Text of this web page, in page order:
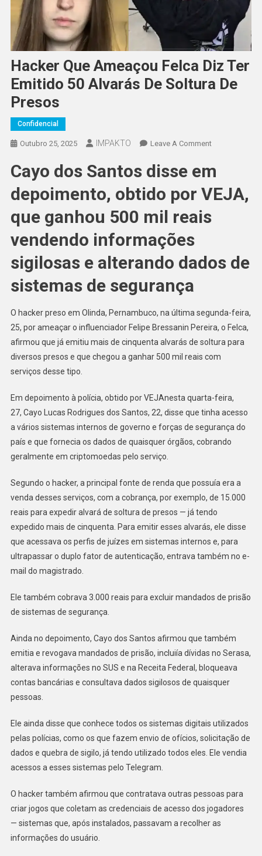
Hacker Que Ameaçou Felca Diz Ter
Emitido 50 Alvarás De Soltura De
Presos
Confidencial
Outubro 25, 2025 IMPAKTO Leave A CommentOn
Que
Felca
Ter
Alvarás
Presos
Cayo dos Santos disse em
depoimento, obtido por VEJA,
que ganhou 500 mil reais
vendendo informações
sigilosas e alterando dados de
sistemas de segurança
O hacker preso em Olinda, Pernambuco, na última segunda-feira,
25, por ameaçar o influenciador Felipe Bressanin Pereira, o Felca,
afirmou que já emitiu mais de cinquenta alvarás de soltura para
diversos presos e que chegou a ganhar 500 mil reais com
serviços desse tipo.
Em depoimento à polícia, obtido por VEJAnesta quarta-feira,
27, Cayo Lucas Rodrigues dos Santos, 22, disse que tinha acesso
a vários sistemas internos de governo e forças de segurança do
país e que fornecia os dados de quaisquer órgãos, cobrando
geralmente em criptomoedas pelo serviço.
Segundo o hacker, a principal fonte de renda que possuía era a
venda desses serviços, com a cobrança, por exemplo, de 15.000
reais para expedir alvará de soltura de presos — já tendo
expedido mais de cinquenta. Para emitir esses alvarás, ele disse
que acessava os perfis de juízes em sistemas internos e, para
ultrapassar o duplo fator de autenticação, entrava também no e-
mail do magistrado.
Ele também cobrava 3.000 reais para excluir mandados de prisão
de sistemas de segurança.
Ainda no depoimento, Cayo dos Santos afirmou que também
emitia e revogava mandados de prisão, incluiía dívidas no Serasa,
alterava informações no SUS e na Receita Federal, bloqueava
contas bancárias e consultava dados sigilosos de quaisquer
pessoas.
Ele ainda disse que conhece todos os sistemas digitais utilizados
pelas polícias, como os que fazem envio de ofícios, solicitação de
dados e quebra de sigilo, já tendo utilizado todos eles. Ele vendia
acessos a esses sistemas pelo Telegram.
O hacker também afirmou que contratava outras pessoas para
criar jogos que coletam as credenciais de acesso dos jogadores
— sistemas que, após instalados, passavam a recolher as
informações do usuário.